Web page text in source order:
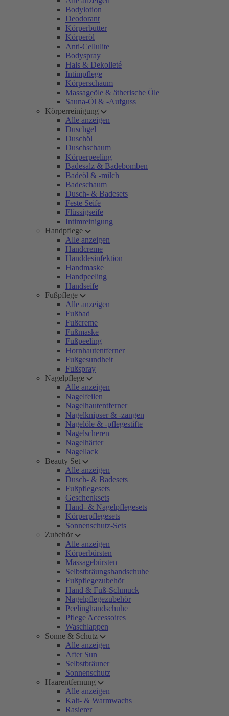
Bodylotion
Deodorant
Körperbutter
Körperöl
Anti-Cellulite
Bodyspray
Hals & Dekolleté
Intimpflege
Körperschaum
Massageöle & ätherische Öle
Sauna-Öl & -Aufguss
Körperreinigung
Alle anzeigen
Duschgel
Duschöl
Duschschaum
Körperpeeling
Badesalz & Badebomben
Badeöl & -milch
Badeschaum
Dusch- & Badesets
Feste Seife
Flüssigseife
Intimreinigung
Handpflege
Alle anzeigen
Handcreme
Handdesinfektion
Handmaske
Handpeeling
Handseife
Fußpflege
Alle anzeigen
Fußbad
Fußcreme
Fußmaske
Fußpeeling
Hornhautentferner
Fußgesundheit
Fußspray
Nagelpflege
Alle anzeigen
Nagelfeilen
Nagelhautentferner
Nagelknipser & -zangen
Nagelöle & -pflegestifte
Nagelscheren
Nagelhärter
Nagellack
Beauty Set
Alle anzeigen
Dusch- & Badesets
Fußpflegesets
Geschenksets
Hand- & Nagelpflegesets
Körperpflegesets
Sonnenschutz-Sets
Zubehör
Alle anzeigen
Körperbürsten
Massagebürsten
Selbstbräungshandschuhe
Fußpflegezubehör
Hand & Fuß-Schmuck
Nagelpflegezubehör
Peelinghandschuhe
Pflege Accessoires
Waschlappen
Sonne & Schutz
Alle anzeigen
After Sun
Selbstbräuner
Sonnenschutz
Haarentfernung
Alle anzeigen
Kalt- & Warmwachs
Rasierer